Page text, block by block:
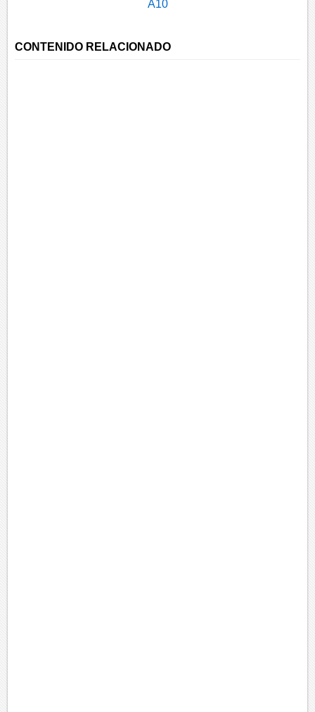
A10
CONTENIDO RELACIONADO